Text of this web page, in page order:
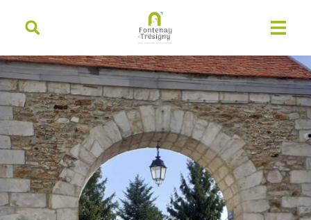
principal